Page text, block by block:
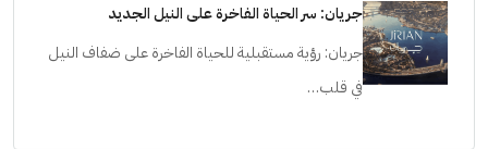
جريان: سر الحياة الفاخرة على النيل الجديد
جريان: رؤية مستقبلية للحياة الفاخرة على ضفاف النيل
في قلب…